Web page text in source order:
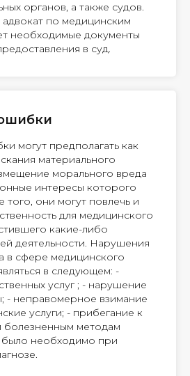
органов, а также судов.
по медицинским
необходимые документы
в суд.
могут предполагать как
материального
морального вреда
интересы которого
они могут повлечь и
для медицинского
какие-либо
деятельности. Нарушения
в сфере медицинского
в следующем: -
услуг ; - нарушение
- неправомерное взимание
услуги; - прибегание к
болезненным методам
было необходимо при